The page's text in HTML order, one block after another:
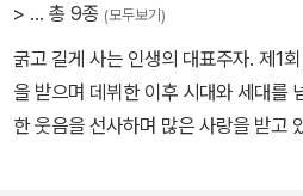
> … 총 9종 (모두보기)
굵고 길게 사는 인생의 대표주자. 제1
을 받으며 데뷔한 이후 시대와 세대를
한 웃음을 선사하며 많은 사랑을 받고